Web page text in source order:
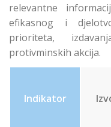
relevantne
efikasnog i
prioriteta,
protivminskih akcija.
Indikator